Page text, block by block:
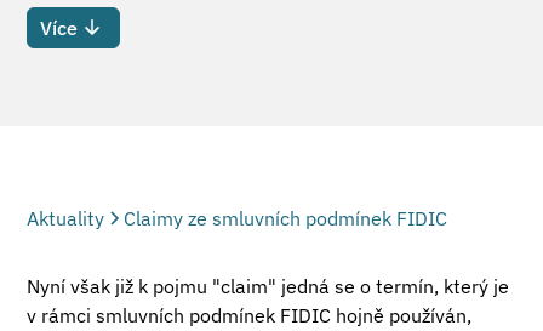
Více
Aktuality Claimy ze smluvních podmínek FIDIC
Nyní však již k pojmu "claim" jedná se o termín, který je
v rámci smluvních podmínek FIDIC hojně používán,